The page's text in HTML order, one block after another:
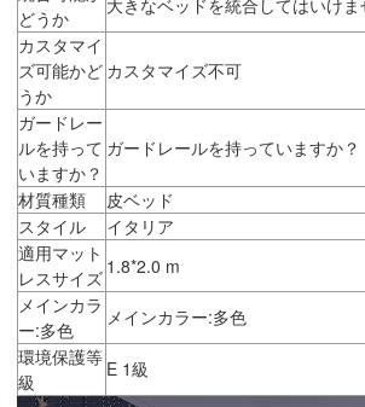
どうか
カスタマイ
ズ可能かど
うか
カスタマイズ不可
ガードレー
ルを持って
いますか？
ガードレールを持っていますか？
材質種類
皮ベッド
スタイル
イタリア
適用マット
レスサイズ 1.8*2.0 m
メインカラ
ー:多色
メインカラー:多色
環境保護等
級
E 1級